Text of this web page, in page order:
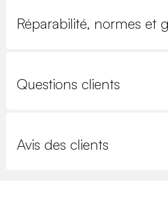
Réparabilité, normes et
Questions clients
Avis des clients